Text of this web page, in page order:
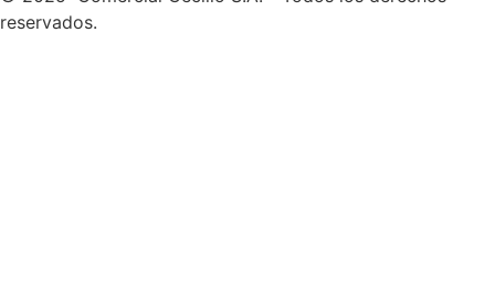
reservados.